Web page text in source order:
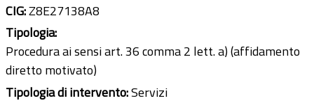
CIG:Z8E27138A8
Tipologia:
Procedura ai sensi art. 36 comma 2 lett. a) (affidamento
diretto motivato)
Tipologia di intervento:Servizi